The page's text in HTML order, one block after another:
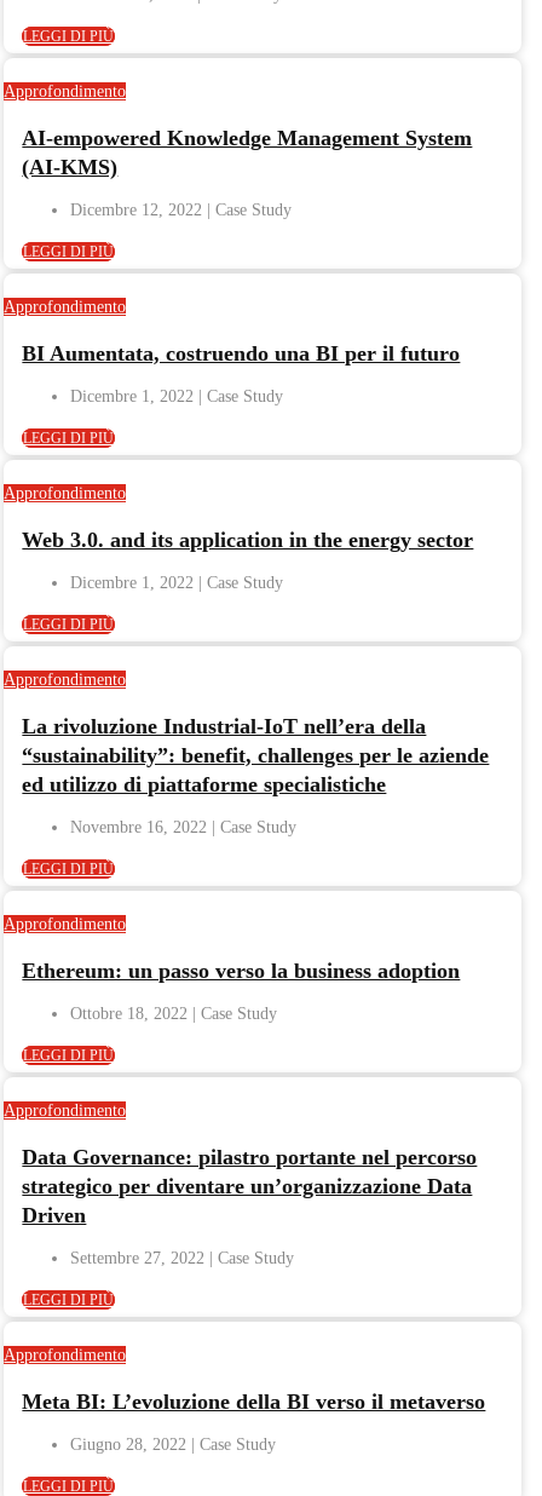
LEGGI DI PIÙ
Approfondimento
AI-empowered Knowledge Management System
(AI-KMS)
Dicembre 12, 2022
LEGGI DI PIÙ
Approfondimento
BI Aumentata, costruendo una BI per il futuro
Dicembre 1, 2022
LEGGI DI PIÙ
Approfondimento
Web 3.0. and its application in the energy sector
Dicembre 1, 2022
LEGGI DI PIÙ
Approfondimento
La rivoluzione Industrial-IoT nell’era della
“sustainability”: benefit, challenges per le aziende
ed utilizzo di piattaforme specialistiche
Novembre 16, 2022
LEGGI DI PIÙ
Approfondimento
Ethereum: un passo verso la business adoption
Ottobre 18, 2022
LEGGI DI PIÙ
Approfondimento
Data Governance: pilastro portante nel percorso
strategico per diventare un’organizzazione Data
Driven
Settembre 27, 2022
LEGGI DI PIÙ
Approfondimento
Meta BI: L’evoluzione della BI verso il metaverso
Giugno 28, 2022
LEGGI DI PIÙ